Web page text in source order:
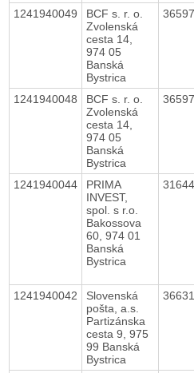
1241940049
BCF s. r. o.
Zvolenská
cesta 14,
974 05
Banská
Bystrica
1241940048
BCF s. r. o.
Zvolenská
cesta 14,
974 05
Banská
Bystrica
1241940044
PRIMA
INVEST,
spol. s r.o.
Bakossova
60, 974 01
Banská
Bystrica
1241940042
Slovenská
pošta, a.s.
Partizánska
cesta 9, 975
99 Banská
Bystrica